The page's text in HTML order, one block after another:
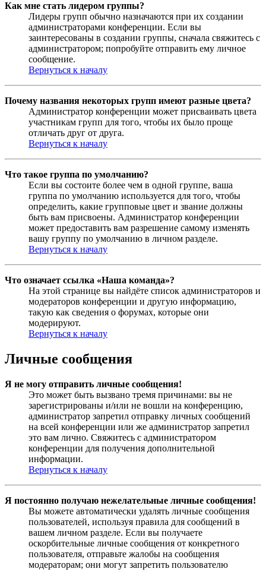
Как мне стать лидером группы?
Лидеры групп обычно назначаются при их создании
администраторами конференции. Если вы
заинтересованы в создании группы, сначала свяжитесь с
администратором; попробуйте отправить ему личное
сообщение.
Вернуться к началу
Почему названия некоторых групп имеют разные цвета?
Администратор конференции может присваивать цвета
участникам групп для того, чтобы их было проще
отличать друг от друга.
Вернуться к началу
Что такое группа по умолчанию?
Если вы состоите более чем в одной группе, ваша
группа по умолчанию используется для того, чтобы
определить, какие групповые цвет и звание должны
быть вам присвоены. Администратор конференции
может предоставить вам разрешение самому изменять
вашу группу по умолчанию в личном разделе.
Вернуться к началу
Что означает ссылка «Наша команда»?
На этой странице вы найдёте список администраторов и
модераторов конференции и другую информацию,
такую как сведения о форумах, которые они
модерируют.
Вернуться к началу
Личные сообщения
Я не могу отправить личные сообщения!
Это может быть вызвано тремя причинами: вы не
зарегистрированы и/или не вошли на конференцию,
администратор запретил отправку личных сообщений
на всей конференции или же администратор запретил
это вам лично. Свяжитесь с администратором
конференции для получения дополнительной
информации.
Вернуться к началу
Я постоянно получаю нежелательные личные сообщения!
Вы можете автоматически удалять личные сообщения
пользователей, используя правила для сообщений в
вашем личном разделе. Если вы получаете
оскорбительные личные сообщения от конкретного
пользователя, отправьте жалобы на сообщения
модераторам; они могут запретить пользователю